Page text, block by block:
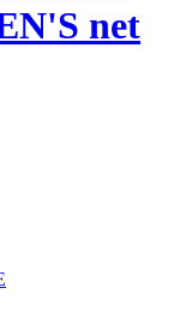
net